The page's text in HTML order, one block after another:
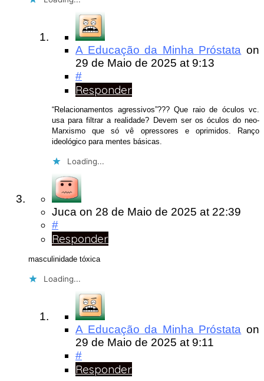
A Educação da Minha Próstata on
29 de Maio de 2025 at 9:13
#
Responder
“Relacionamentos agressivos”??? Que raio de óculos vc.
usa para filtrar a realidade? Devem ser os óculos do neo-
Marxismo que só vê opressores e oprimidos. Ranço
ideológico para mentes básicas.
Loading...
Juca on 28 de Maio de 2025 at 22:39
#
Responder
masculinidade tóxica
Loading...
A Educação da Minha Próstata on
29 de Maio de 2025 at 9:11
#
Responder